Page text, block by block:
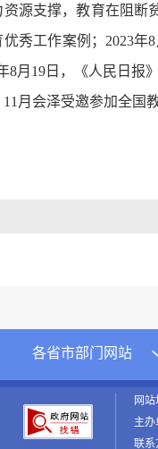
源支撑，教育在阻断
秀工作案例；2023年
8月19日，《人民日
月会泽受邀参加全国
各省市部门网站
网站
主
联系